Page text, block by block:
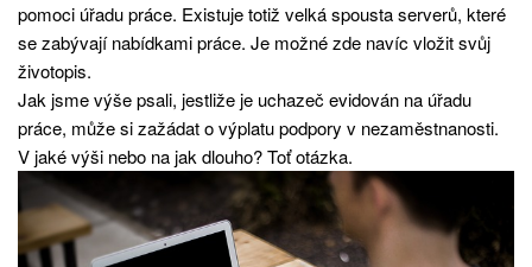
pomoci úřadu práce. Existuje totiž velká spousta serverů, které
se zabývají nabídkami práce. Je možné zde navíc vložit svůj
životopis.
Jak jsme výše psali, jestliže je uchazeč evidován na úřadu
práce, může si zažádat o výplatu podpory v nezaměstnanosti.
V jaké výši nebo na jak dlouho? Toť otázka.